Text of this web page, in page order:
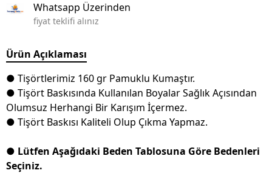
Whatsapp Üzerinden
fiyat teklifi alınız
Ürün Açıklaması
● Tişörtlerimiz 160 gr Pamuklu Kumaştır.
● Tişört Baskısında Kullanılan Boyalar Sağlık Açısından
Olumsuz Herhangi Bir Karışım İçermez.
● Tişört Baskısı Kaliteli Olup Çıkma Yapmaz.
● Lütfen Aşağıdaki Beden Tablosuna Göre Bedenleri
Seçiniz.